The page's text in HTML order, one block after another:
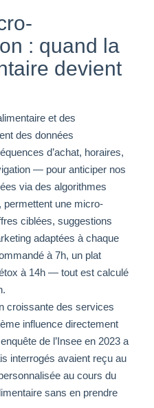
: quand la
devient
et des
des données
d’achat, horaires,
— pour anticiper nos
via des algorithmes
permettent une micro-
ciblées, suggestions
adaptées à chaque
à 7h, un plat
à 14h — tout est calculé
croissante des services
influence directement
de l’Insee en 2023 a
interrogés avaient reçu au
au cours du
sans en prendre